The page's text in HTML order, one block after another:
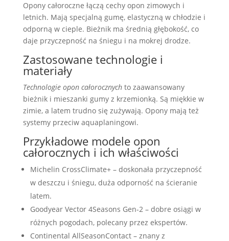
Opony całoroczne łączą cechy opon zimowych i
letnich. Mają specjalną gumę, elastyczną w chłodzie i
odporną w cieple. Bieżnik ma średnią głębokość, co
daje przyczepność na śniegu i na mokrej drodze.
Zastosowane technologie i
materiały
Technologie opon całorocznychto zaawansowany
bieżnik i mieszanki gumy z krzemionką. Są miękkie w
zimie, a latem trudno się zużywają. Opony mają też
systemy przeciw aquaplaningowi.
Przykładowe modele opon
całorocznych i ich właściwości
Michelin CrossClimate+ – doskonała przyczepność
w deszczu i śniegu, duża odporność na ścieranie
latem.
Goodyear Vector 4Seasons Gen-2 – dobre osiągi w
różnych pogodach, polecany przez ekspertów.
Continental AllSeasonContact – znany z